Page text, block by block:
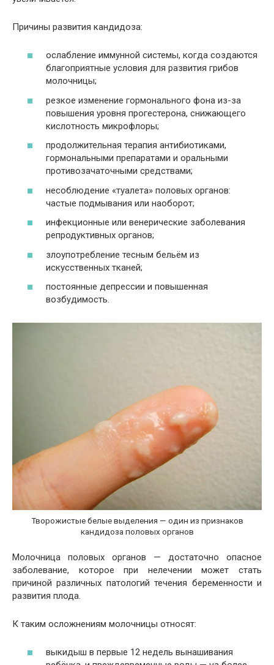
Причины развития кандидоза:
ослабление иммунной системы, когда создаются
благоприятные условия для развития грибов
молочницы;
резкое изменение гормонального фона из-за
повышения уровня прогестерона, снижающего
кислотность микрофлоры;
продолжительная терапия антибиотиками,
гормональными препаратами и оральными
противозачаточными средствами;
несоблюдение «туалета» половых органов:
частые подмывания или наоборот;
инфекционные или венерические заболевания
репродуктивных органов;
злоупотребление тесным бельём из
искусственных тканей;
постоянные депрессии и повышенная
возбудимость.
Творожистые белые выделения — один из признаков
кандидоза половых органов
Молочница половых органов — достаточно опасное
заболевание, которое при нелечении может стать
причиной различных патологий течения беременности и
развития плода.
К таким осложнениям молочницы относят:
выкидыш в первые 12 недель вынашивания